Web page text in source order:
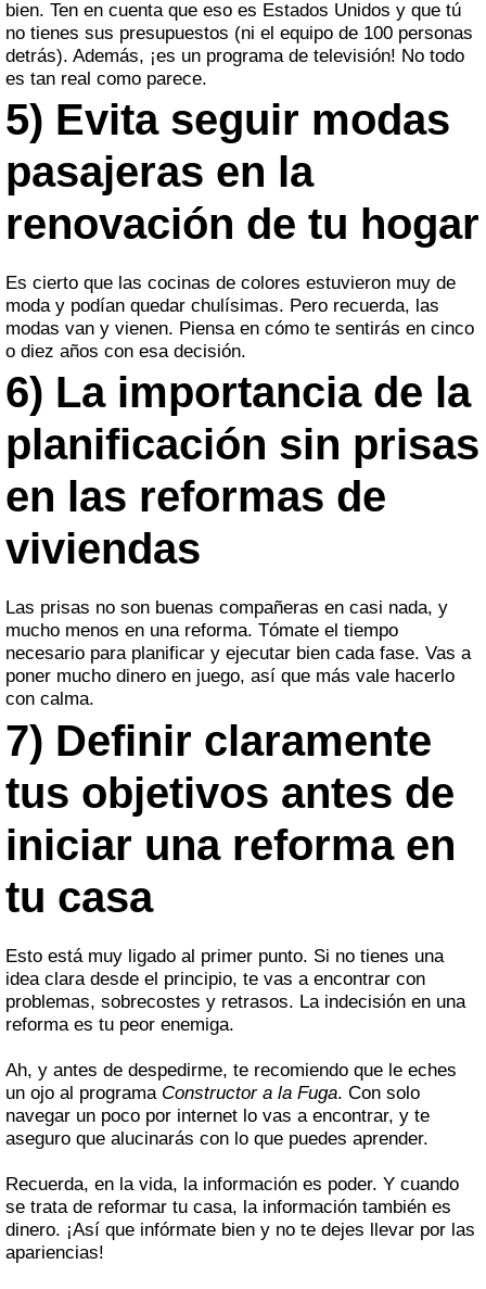
bien. Ten en cuenta que eso es Estados Unidos y que tú
no tienes sus presupuestos (ni el equipo de 100 personas
detrás). Además, ¡es un programa de televisión! No todo
es tan real como parece.
5) Evita seguir modas
pasajeras en la
renovación de tu hogar
Es cierto que las cocinas de colores estuvieron muy de
moda y podían quedar chulísimas. Pero recuerda, las
modas van y vienen. Piensa en cómo te sentirás en cinco
o diez años con esa decisión.
6) La importancia de la
planificación sin prisas
en las reformas de
viviendas
Las prisas no son buenas compañeras en casi nada, y
mucho menos en una reforma. Tómate el tiempo
necesario para planificar y ejecutar bien cada fase. Vas a
poner mucho dinero en juego, así que más vale hacerlo
con calma.
7) Definir claramente
tus objetivos antes de
iniciar una reforma en
tu casa
Esto está muy ligado al primer punto. Si no tienes una
idea clara desde el principio, te vas a encontrar con
problemas, sobrecostes y retrasos. La indecisión en una
reforma es tu peor enemiga.
Ah, y antes de despedirme, te recomiendo que le eches
un ojo al programa Constructor a la Fuga. Con solo
navegar un poco por internet lo vas a encontrar, y te
aseguro que alucinarás con lo que puedes aprender.
Recuerda, en la vida, la información es poder. Y cuando
se trata de reformar tu casa, la información también es
dinero. ¡Así que infórmate bien y no te dejes llevar por las
apariencias!